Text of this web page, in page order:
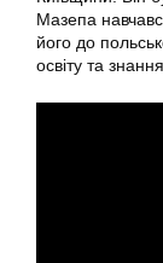
Мазепа
його до
освіту та